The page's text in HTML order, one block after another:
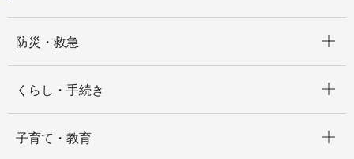
防災・救急
くらし・手続き
子育て・教育